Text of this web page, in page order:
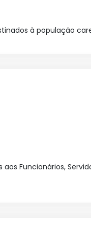
à população
Funcionários,